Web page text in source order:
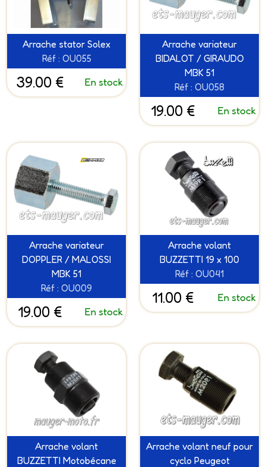
Arrache stator Solex
Réf : OU055
39.00 € En stock
Arrache variateur
BIDALOT / GIRAUDO
MBK 51
Réf : OU058
19.00 € En stock
Arrache variateur
DOPPLER / MALOSSI
MBK 51
Réf : OU009
19.00 € En stock
Arrache volant
BUZZETTI 19 x 100
Réf : OU041
11.00 € En stock
Arrache volant
BUZZETTI Motobécane
Arrache volant neuf pour
cyclo Peugeot